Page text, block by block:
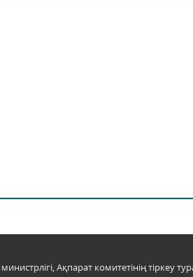
Ақпарат комитетінің тіркеу